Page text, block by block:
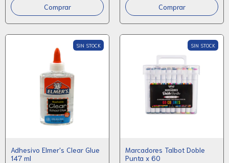
SIN STOCK
Adhesivo Elmer's Clear Glue
147 ml
SIN STOCK
Marcadores Talbot Doble
Punta x 60